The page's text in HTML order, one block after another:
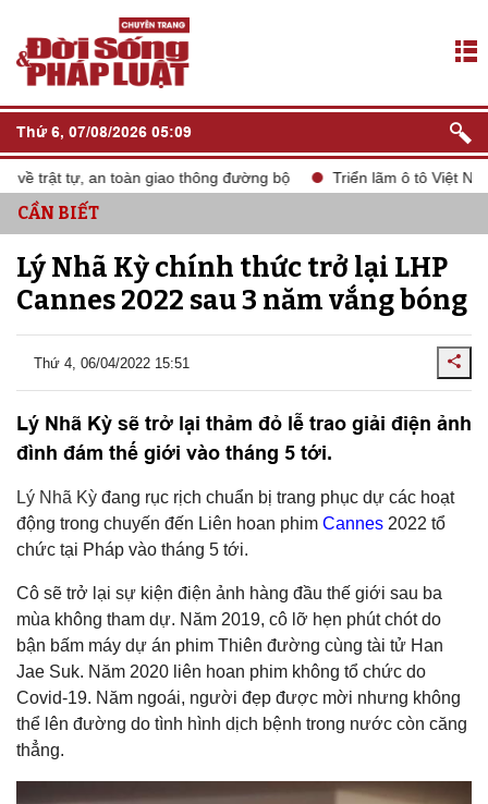
Thứ 6, 07/08/2026 05:09
trật tự, an toàn giao thông đường bộ Triển lãm ô tô Việt Nam
CẦN BIẾT
Lý Nhã Kỳ chính thức trở lại LHP
Cannes 2022 sau 3 năm vắng bóng
Thứ 4, 06/04/2022 15:51
Lý Nhã Kỳ sẽ trở lại thảm đỏ lễ trao giải điện ảnh
đình đám thế giới vào tháng 5 tới.
Lý Nhã Kỳ đang rục rịch chuẩn bị trang phục dự các hoạt
động trong chuyến đến Liên hoan phim Cannes 2022 tổ
chức tại Pháp vào tháng 5 tới.
Cô sẽ trở lại sự kiện điện ảnh hàng đầu thế giới sau ba
mùa không tham dự. Năm 2019, cô lỡ hẹn phút chót do
bận bấm máy dự án phim Thiên đường cùng tài tử Han
Jae Suk. Năm 2020 liên hoan phim không tổ chức do
Covid-19. Năm ngoái, người đẹp được mời nhưng không
thể lên đường do tình hình dịch bệnh trong nước còn căng
thẳng.